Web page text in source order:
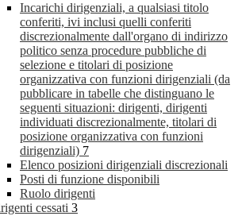
Incarichi dirigenziali, a qualsiasi titolo
conferiti, ivi inclusi quelli conferiti
discrezionalmente dall'organo di indirizzo
politico senza procedure pubbliche di
selezione e titolari di posizione
organizzativa con funzioni dirigenziali (da
pubblicare in tabelle che distinguano le
seguenti situazioni: dirigenti, dirigenti
individuati discrezionalmente, titolari di
posizione organizzativa con funzioni
dirigenziali) 7
Elenco posizioni dirigenziali discrezionali
Posti di funzione disponibili
Ruolo dirigenti
cessati 3